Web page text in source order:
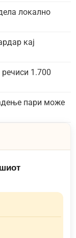
локално
кај
1.700
пари може